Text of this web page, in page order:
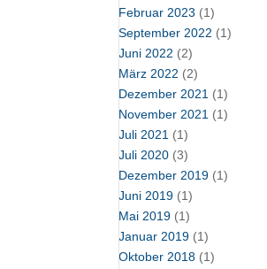
Februar 2023 (1)
September 2022 (1)
Juni 2022 (2)
März 2022 (2)
Dezember 2021 (1)
November 2021 (1)
Juli 2021 (1)
Juli 2020 (3)
Dezember 2019 (1)
Juni 2019 (1)
Mai 2019 (1)
Januar 2019 (1)
Oktober 2018 (1)